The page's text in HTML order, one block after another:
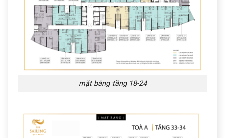
mặt bằng tầng 18-24